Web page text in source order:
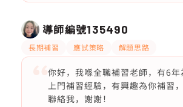
導師編號135490
長期補習 應試策略 解題思路
你好，我喺全職補習老師，有6
上門補習經驗，有興趣為你補習
聯絡我，謝謝！